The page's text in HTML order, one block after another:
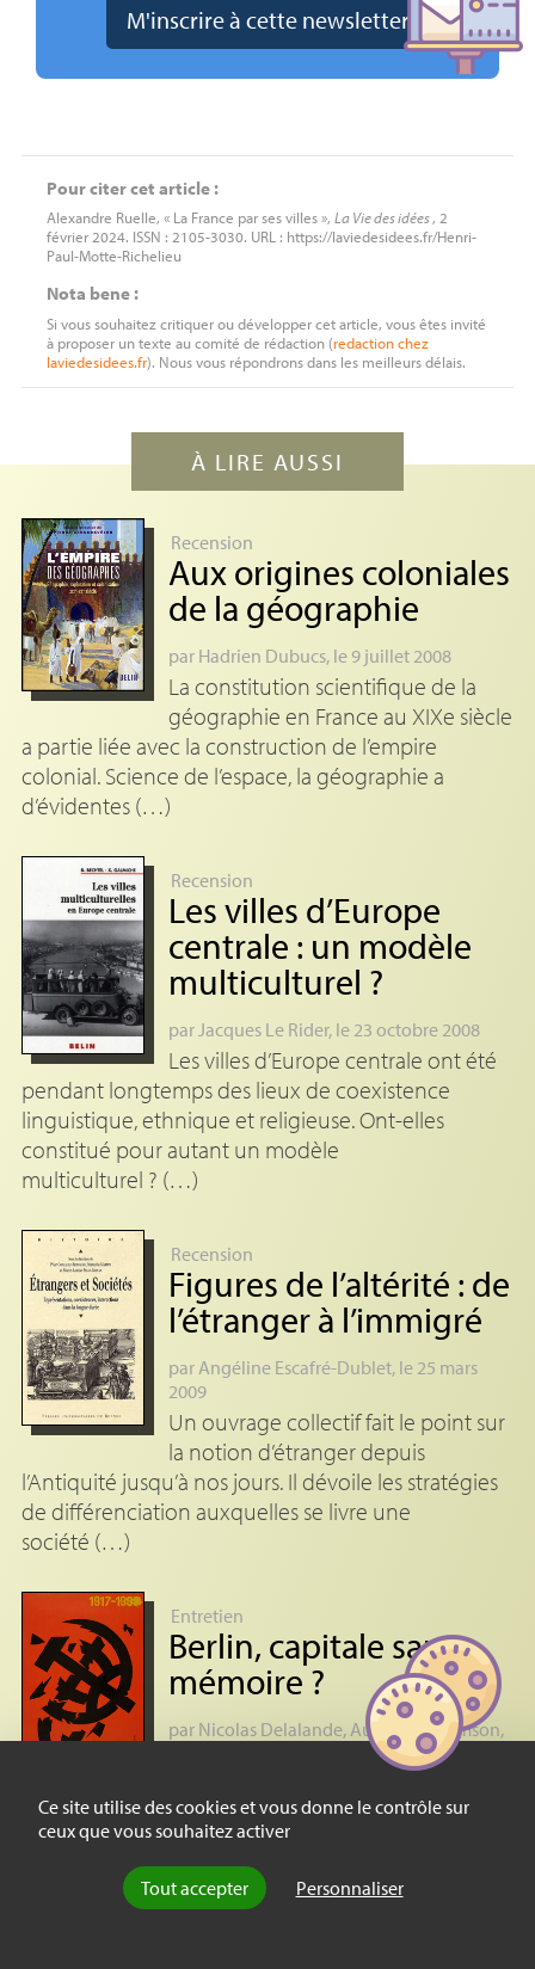
Ce site utilise des cookies et vous donne le contrôle sur
ceux que vous souhaitez activer
Tout accepter Personnaliser
Pour citer cet article :
Alexandre Ruelle, « La France par ses villes », La Vie des idées, 2
février 2024. ISSN : 2105-3030. URL : https://laviedesidees.fr/Henri-
Paul-Motte-Richelieu
Nota bene :
Si vous souhaitez critiquer ou développer cet article, vous êtes invité
à proposer un texte au comité de rédaction (redactionchez
laviedesidees.fr). Nous vous répondrons dans les meilleurs délais.
À LIRE AUSSI
Recension
Aux origines coloniales
de la géographie
par Hadrien Dubucs, le 9 juillet 2008
La constitution scientifique de la
géographie en France au XIXe siècle
a partie liée avec la construction de l’empire
colonial. Science de l’espace, la géographie a
d’évidentes (…)
Recension
Les villes d’Europe
centrale : un modèle
multiculturel ?
parJacques Le Rider, le 23 octobre 2008
Les villes d’Europe centrale ont été
pendant longtemps des lieux de coexistence
linguistique, ethnique et religieuse. Ont-elles
constitué pour autant un modèle
multiculturel ? (…)
Recension
Figures de l’altérité : de
l’étranger à l’immigré
parAngéline Escafré-Dublet, le 25 mars
2009
Un ouvrage collectif fait le point sur
la notion d’étranger depuis
l’Antiquité jusqu’à nos jours. Il dévoile les stratégies
de différenciation auxquelles se livre une
société (…)
Entretien
Berlin, capitale sans
mémoire ?
par Nicolas Delalande,Audrey Williamson,
Berlin. Au-delà du souvenir et de la
commémoration, que reste-t-il de la RDA dans le
paysage berlinois ? Une exposition présentée à